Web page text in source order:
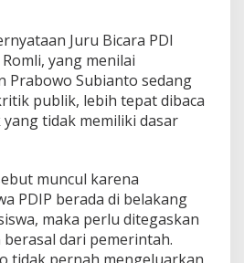
g
Juru Bicara PDI
yang menilai
Prabowo Subianto sedang
publik, lebih tepat dibaca
tidak memiliki dasar
muncul karena
PDIP berada di belakang
maka perlu ditegaskan
dari pemerintah.